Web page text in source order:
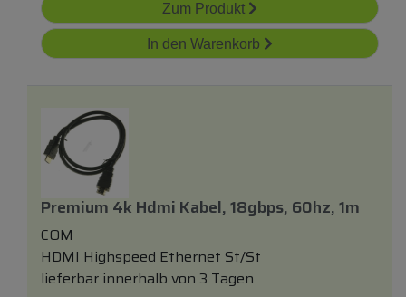
Zum Produkt
In den Warenkorb
Premium 4k Hdmi Kabel, 18gbps, 60hz, 1m
COM
HDMI Highspeed Ethernet St/St
lieferbar innerhalb von 3 Tagen